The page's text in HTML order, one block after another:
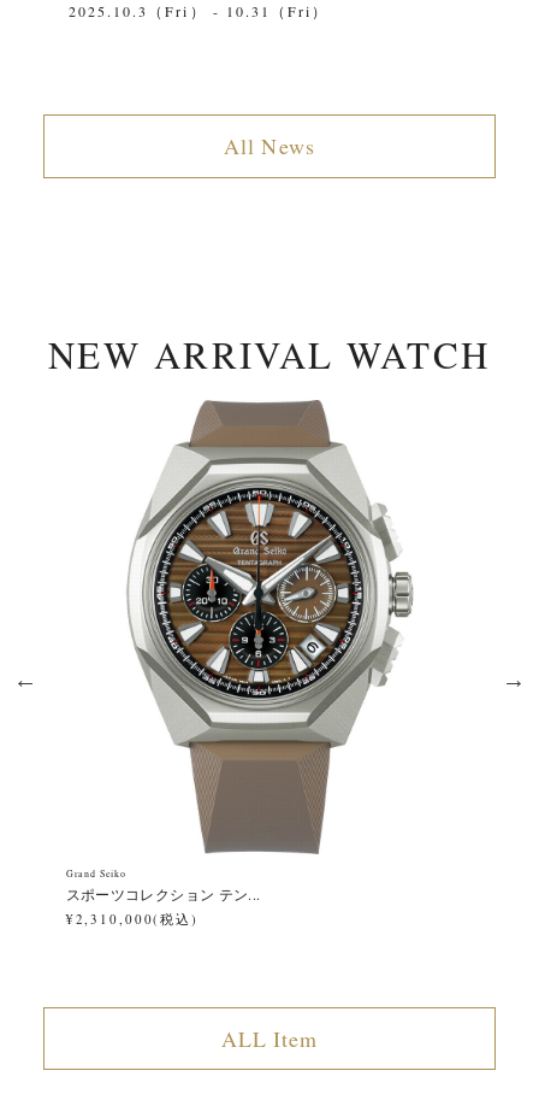
（Fri） - 10.31（Fri）
All News
NEW ARRIVAL WATCH
Grand Seiko
スポーツコレクション テン...
¥2,310,000(税込)
ALL Item